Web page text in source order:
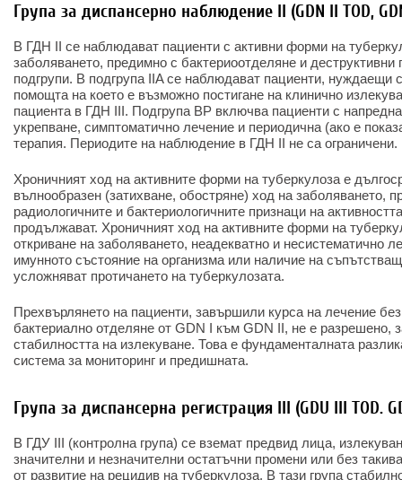
Група за диспансерно наблюдение II (GDN II TOD,
В ГДН II се наблюдават пациенти с активни форми на
заболяването, предимно с бактериоотделяне и
подгрупи. В подгрупа IIA се наблюдават пациенти, нуждаещи
помощта на което е възможно постигане на клинично
пациента в ГДН III. Подгрупа BP включва пациенти с
укрепване, симптоматично лечение и периодична (ако е
терапия. Периодите на наблюдение в ГДН II не са ограничени.
Хроничният ход на активните форми на туберкулоза е
вълнообразен (затихване, обостряне) ход на заболяването,
радиологичните и бактериологичните признаци на
продължават. Хроничният ход на активните форми на
откриване на заболяването, неадекватно и несистематично
имунното състояние на организма или наличие на
усложняват протичането на туберкулозата.
Прехвърлянето на пациенти, завършили курса на лечение
бактериално отделяне от GDN I към GDN II, не е разрешено,
стабилността на излекуване. Това е фундаменталната
система за мониторинг и предишната.
Група за диспансерна регистрация III (GDU III TOD.
В ГДУ III (контролна група) се вземат предвид лица,
значителни и незначителни остатъчни промени или без
от развитие на рецидив на туберкулоза. В тази група